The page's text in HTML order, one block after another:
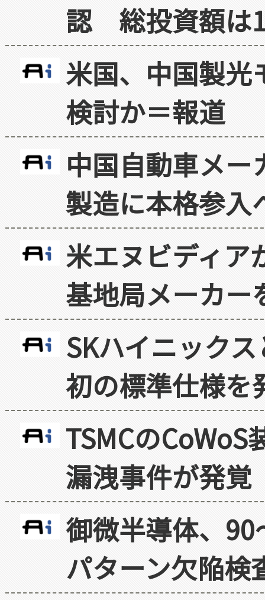
認 総投資額は
米国、中国製光
検討か＝報道
中国自動車メ
製造に本格参入
米エヌビディア
基地局メーカー
SKハイニック
初の標準仕様を
TSMCの
漏洩事件が発覚
御微半導体、
パターン欠陥検